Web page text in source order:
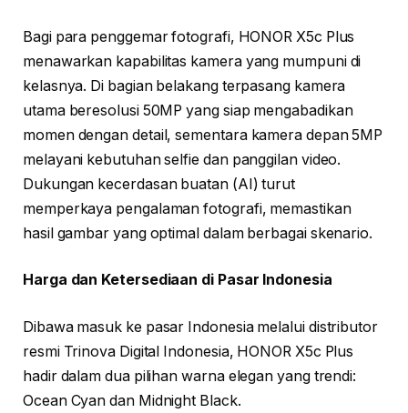
Bagi para penggemar fotografi, HONOR X5c Plus
menawarkan kapabilitas kamera yang mumpuni di
kelasnya. Di bagian belakang terpasang kamera
utama beresolusi 50MP yang siap mengabadikan
momen dengan detail, sementara kamera depan 5MP
melayani kebutuhan selfie dan panggilan video.
Dukungan kecerdasan buatan (AI) turut
memperkaya pengalaman fotografi, memastikan
hasil gambar yang optimal dalam berbagai skenario.
Harga dan Ketersediaan di Pasar Indonesia
Dibawa masuk ke pasar Indonesia melalui distributor
resmi Trinova Digital Indonesia, HONOR X5c Plus
hadir dalam dua pilihan warna elegan yang trendi:
Ocean Cyan dan Midnight Black.